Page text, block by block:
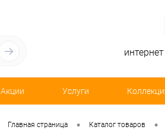
Акции Услуги
Главная страница • Каталог товаров •